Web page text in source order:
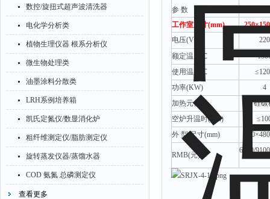
数控/旋扭式超声波清洗器
电化学分析类
植物生理仪器 根系分析仪
微生物处理类
油墨涂料分散类
LRH系例培养箱
凯氏定氮仪/数显消化炉
粗纤维测定仪/脂肪测定仪
旋转蒸发仪器/蒸馏水器
COD 氨氮 总磷测定仪
查看更多
参 数
工作室尺寸(mm) 250×150
电压(V)
220
额定温度
℃
使用温度
℃
功率(KW)
4
加热元件
硅碳
空炉升温时(min)
外 型 尺寸(mm) 620×480
RMB(元)
6800/